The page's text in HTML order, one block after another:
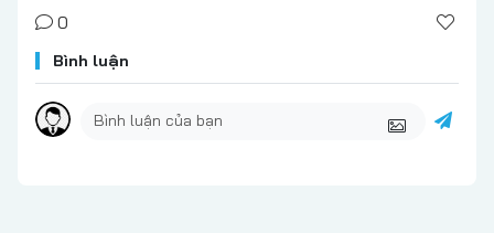
0
Bình luận